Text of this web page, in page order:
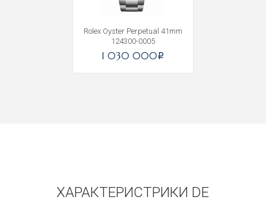
Rolex Oyster Perpetual 41mm
124300-0005
1 030 000i
ХАРАКТЕРИСТРИКИ DE